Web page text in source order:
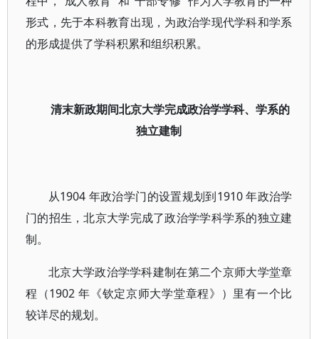
形式，先于本科教育出现，为政治学现代学科和学系
的形成提供了学科积累和组织积累。
清末新政期间北京大学完成政治学学科、学系的
独立建制
从1904 年政治学门的设置规划到1910 年政治学
门的招生，北京大学完成了政治学学科学系的独立建
制。
北京大学政治学学科建制在第二个京师大学堂章
程（1902 年《钦定京师大学堂章程》）里有一个比
较详尽的规划。